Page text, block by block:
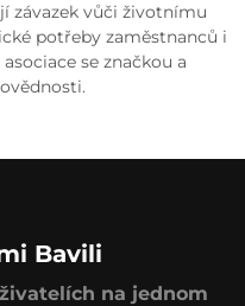
závazek vůči životnímu
potřeby zaměstnanců i
se značkou a
Bavili
na jednom